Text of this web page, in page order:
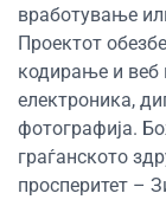
вработување
Проектот
кодирање и веб
електроника,
фотографија.
граѓанското
просперитет –